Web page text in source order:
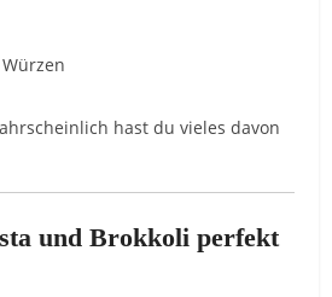
hast du vieles davon
und Brokkoli perfekt